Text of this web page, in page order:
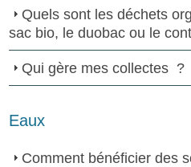
Quels sont les déchets
sac bio, le duobac ou le
Qui gère mes collectes ?
Eaux
Comment bénéficier des